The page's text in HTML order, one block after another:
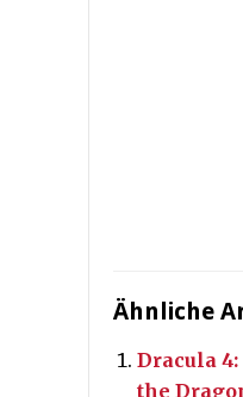
Ähnliche
Dracula
the